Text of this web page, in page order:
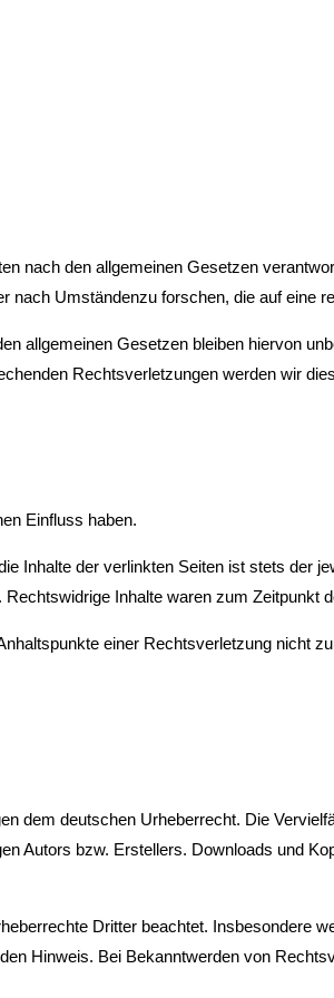
nach den allgemeinen Gesetzen
Umständenzu forschen, die auf eine
allgemeinen Gesetzen bleiben hiervon
Rechtsverletzungen werden wir
Einfluss haben.
Inhalte der verlinkten Seiten ist stets der
Inhalte waren zum Zeitpunkt
einer Rechtsverletzung nicht
dem deutschen Urheberrecht. Die
Autors bzw. Erstellers. Downloads und
Dritter beachtet. Insbesondere
Hinweis. Bei Bekanntwerden von